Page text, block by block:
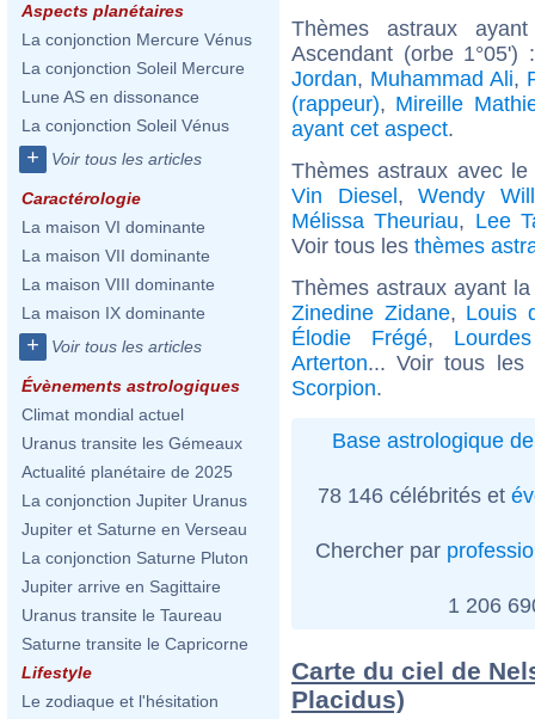
Aspects planétaires
La conjonction Mercure Vénus
La conjonction Soleil Mercure
Lune AS en dissonance
La conjonction Soleil Vénus
+ Voir tous les articles
Caractérologie
La maison VI dominante
La maison VII dominante
La maison VIII dominante
La maison IX dominante
+ Voir tous les articles
Évènements astrologiques
Climat mondial actuel
Uranus transite les Gémeaux
Actualité planétaire de 2025
La conjonction Jupiter Uranus
Jupiter et Saturne en Verseau
La conjonction Saturne Pluton
Jupiter arrive en Sagittaire
Uranus transite le Taureau
Saturne transite le Capricorne
Lifestyle
Le zodiaque et l'hésitation
Thèmes astraux
Ascendant (orbe
Jordan, Muhammad Ali,
(rappeur), Mireille
ayant cet aspect.
Thèmes astraux avec
Vin Diesel,Wendy
Mélissa Theuriau, Lee
Voir tous les thèmes
Thèmes astraux ayant
Zinedine Zidane, Louis
Élodie Frégé,
Arterton... Voir tous les
Scorpion.
Base astrologique
78 146 célébrités et
Chercher par
1 206
Carte du ciel de
Placidus)